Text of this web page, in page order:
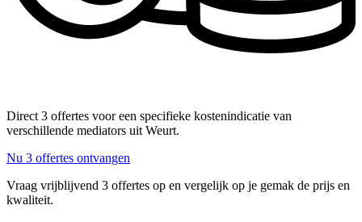
Direct 3 offertes voor een specifieke kostenindicatie van
verschillende mediators uit Weurt.
Nu 3 offertes ontvangen
Vraag vrijblijvend 3 offertes op en vergelijk op je gemak de prijs en
kwaliteit.